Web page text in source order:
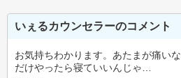
いぇるカウンセラーのコメント
お気持ちわかります。あたまが痛い
だけやったら寝ていいんじゃ…